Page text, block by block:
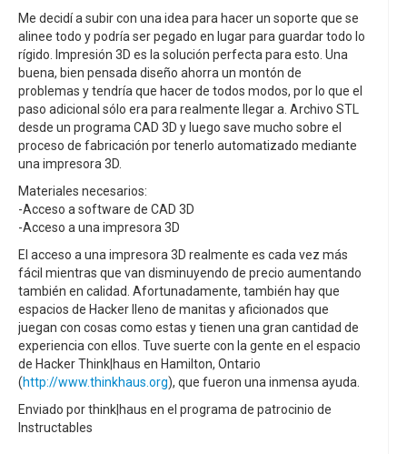
Me decidí a subir con una idea para hacer un soporte que se
alinee todo y podría ser pegado en lugar para guardar todo lo
rígido. Impresión 3D es la solución perfecta para esto. Una
buena, bien pensada diseño ahorra un montón de
problemas y tendría que hacer de todos modos, por lo que el
paso adicional sólo era para realmente llegar a. Archivo STL
desde un programa CAD 3D y luego save mucho sobre el
proceso de fabricación por tenerlo automatizado mediante
una impresora 3D.
Materiales necesarios:
-Acceso a software de CAD 3D
-Acceso a una impresora 3D
El acceso a una impresora 3D realmente es cada vez más
fácil mientras que van disminuyendo de precio aumentando
también en calidad. Afortunadamente, también hay que
espacios de Hacker lleno de manitas y aficionados que
juegan con cosas como estas y tienen una gran cantidad de
experiencia con ellos. Tuve suerte con la gente en el espacio
de Hacker Think|haus en Hamilton, Ontario
(http://www.thinkhaus.org), que fueron una inmensa ayuda.
Enviado por think|haus en el programa de patrocinio de
Instructables